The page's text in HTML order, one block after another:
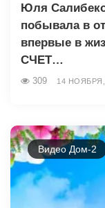
Юля
побывала в
впервые в
СЧЕТ…
309 14 НОЯБРЯ,
Видео Дом-2